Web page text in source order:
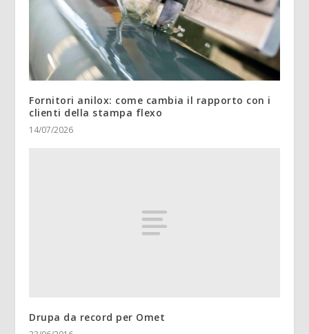
Fornitori anilox: come cambia il rapporto con i
clienti della stampa flexo
14/07/2026
Drupa da record per Omet